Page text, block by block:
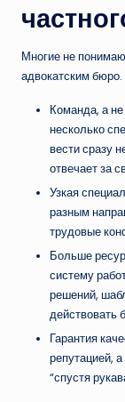
Многие не
адвокатским
Команда, а
несколько
вести сразу
отвечает за
Узкая
разным
трудовые
Больше
систему
решений,
действовать
Гарантия
репутацией,
“спустя